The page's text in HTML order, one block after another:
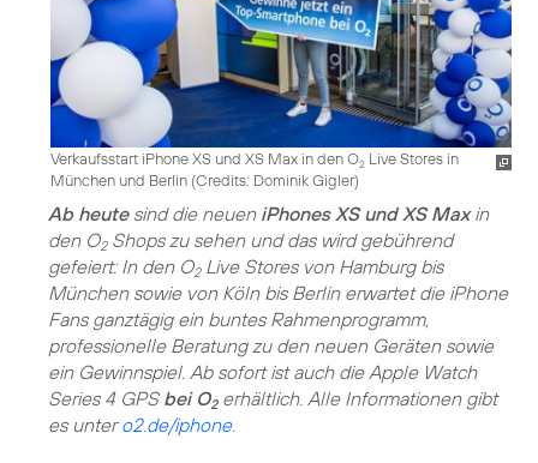
Verkaufsstart iPhone XS und XS Max in den O2 Live Stores in
München und Berlin (Credits: Dominik Gigler)
Ab heutesind die neuen iPhones XS und XS Maxin
den O2Shops zu sehen und das wird gebührend
gefeiert: In den O2Live Stores von Hamburg bis
München sowie von Köln bis Berlin erwartet die iPhone
Fans ganztägig ein buntes Rahmenprogramm,
professionelle Beratung zu den neuen Geräten sowie
ein Gewinnspiel. Ab sofort ist auch die Apple Watch
Series 4 GPS bei O2erhältlich. Alle Informationen gibt
es untero2.de/iphone.